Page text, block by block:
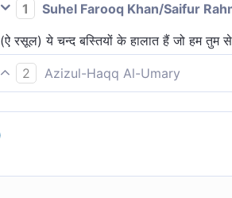
1
Suhel Farooq Khan/Saifur
(ऐ रसूल) ये चन्द बस्तियों के हालात हैं जो हम
2
Azizul-Haqq Al-Umary